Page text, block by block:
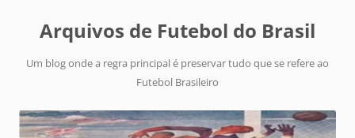
Arquivos de Futebol do Brasil
Um blog onde a regra principal é preservar tudo que se refere ao
Futebol Brasileiro